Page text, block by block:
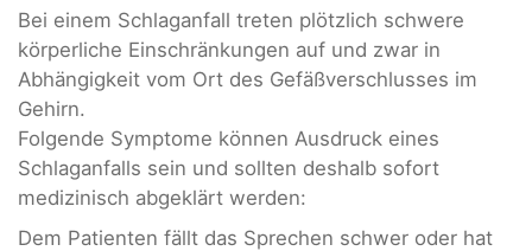
Bei einem Schlaganfall treten plötzlich schwere
körperliche Einschränkungen auf und zwar in
Abhängigkeit vom Ort des Gefäßverschlusses im
Gehirn.
Folgende Symptome können Ausdruck eines
Schlaganfalls sein und sollten deshalb sofort
medizinisch abgeklärt werden:
Dem Patienten fällt das Sprechen schwer oder hat